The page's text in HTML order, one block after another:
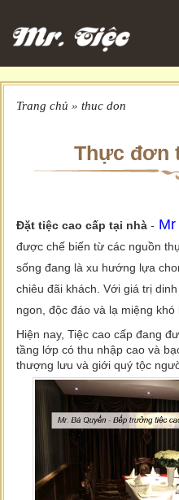
Trang chủ » thuc don
Thực đơn
Đặt tiệc cao cấp tại nhà - Mr
được chế biến từ các nguồn
sống đang là xu hướng lựa
chiêu đãi khách. Với giá trị
ngon, độc đáo và lạ miệng khó
Hiện nay, Tiệc cao cấp đang
tầng lớp có thu nhập cao và
thượng lưu và giới quý tộc